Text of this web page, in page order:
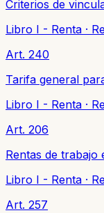
Criterios de
Libro I - Renta ·
Art. 240
Tarifa general
Libro I - Renta ·
Art. 206
Rentas de trabajo
Libro I - Renta ·
Art. 257